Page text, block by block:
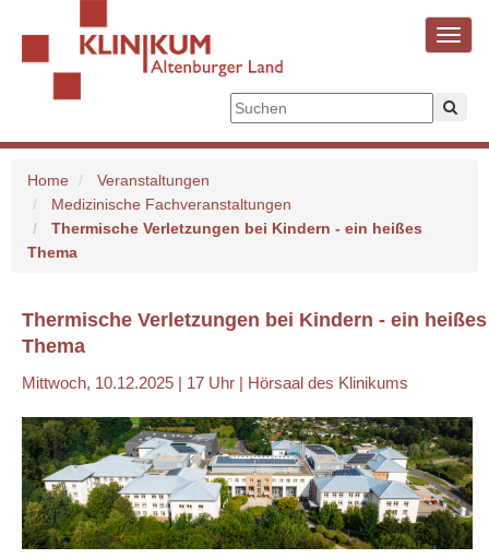
Home
Veranstaltungen
Medizinische Fachveranstaltungen
Thermische Verletzungen bei Kindern - ein heißes
Thema
Thermische Verletzungen bei Kindern - ein heißes
Thema
Mittwoch, 10.12.2025 | 17 Uhr | Hörsaal des Klinikums